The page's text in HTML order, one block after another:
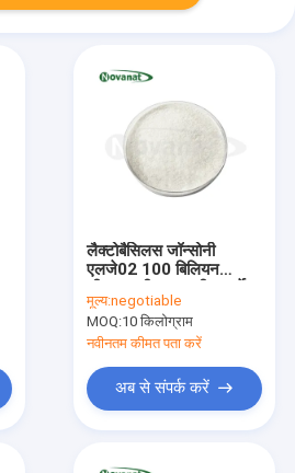
लैक्टोबैसिलस जॉन्सोनी
एलजे02 100 बिलियन
मुक्त/ग्लूटेन मुक्त/डेयरी मुक्त
मूल्य:negotiable
MOQ:10 किलोग्राम
नवीनतम कीमत पता करें
अब से संपर्क करें